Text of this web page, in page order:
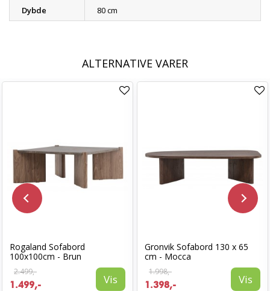
Dybde 80 cm
ALTERNATIVE VARER
Rogaland Sofabord
100x100cm - Brun
2.499,-
1.499,- Vis
Gronvik Sofabord 130 x 65
cm - Mocca
1.998,-
1.398,- Vis